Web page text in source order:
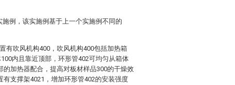
例，该实施例基于上一个实施例不同的
有吹风机构400，吹风机构400包括加热箱
内且靠近顶部，环形管402可均匀从箱体
加热器配合，提高对板材样品300的干燥效
支撑架4021，增加环形管402的安装强度